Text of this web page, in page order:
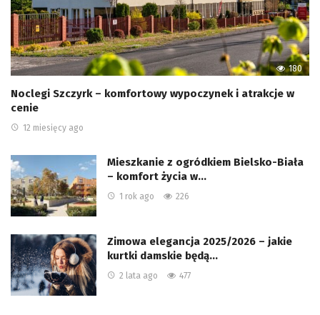
180
Noclegi Szczyrk – komfortowy wypoczynek i atrakcje w
cenie
12 miesięcy ago
Mieszkanie z ogródkiem Bielsko-Biała
– komfort życia w…
1 rok ago 226
Zimowa elegancja 2025/2026 – jakie
kurtki damskie będą…
2 lata ago 477